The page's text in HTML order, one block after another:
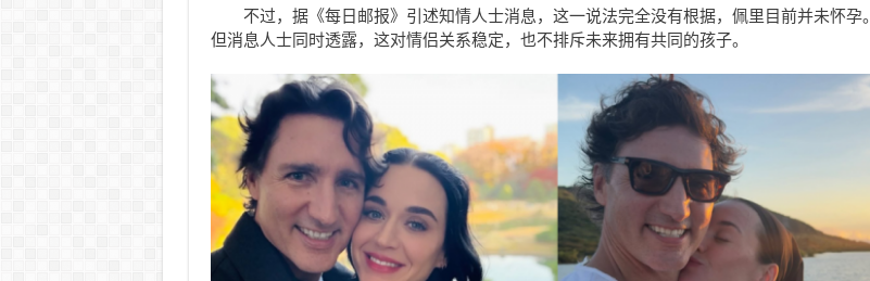
不过，据《每日邮报》引述知情人士消息，这一说法完全没有根据，佩里目前并未怀孕。
但消息人士同时透露，这对情侣关系稳定，也不排斥未来拥有共同的孩子。